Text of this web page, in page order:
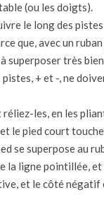
(ou les doigts).
le long des
que, avec un
très
+ et -, ne
les, en les
et le pied court
se superpose au
la ligne pointillée,
et le côté